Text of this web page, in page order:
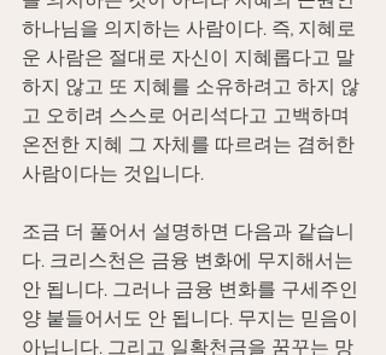
하나님을 의지하는 사람이다. 즉, 지혜로
운 사람은 절대로 자신이 지혜롭다고 말
하지 않고 또 지혜를 소유하려고 하지 않
고 오히려 스스로 어리석다고 고백하며
온전한 지혜 그 자체를 따르려는 겸허한
사람이다는 것입니다.
조금 더 풀어서 설명하면 다음과 같습니
다. 크리스천은 금융 변화에 무지해서는
안 됩니다. 그러나 금융 변화를 구세주인
양 붙들어서도 안 됩니다. 무지는 믿음이
아닙니다. 그리고 일확천금을 꿈꾸는 망